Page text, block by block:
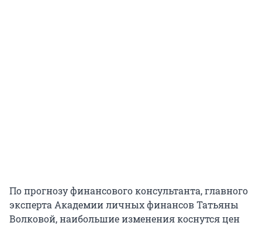
По прогнозу финансового консультанта, главного
эксперта Академии личных финансов Татьяны
Волковой, наибольшие изменения коснутся цен